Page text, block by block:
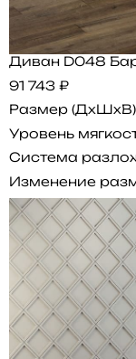
Диван D048
91 743 ₽
Размер (ДхШхВ)
Уровень
Система
Изменение